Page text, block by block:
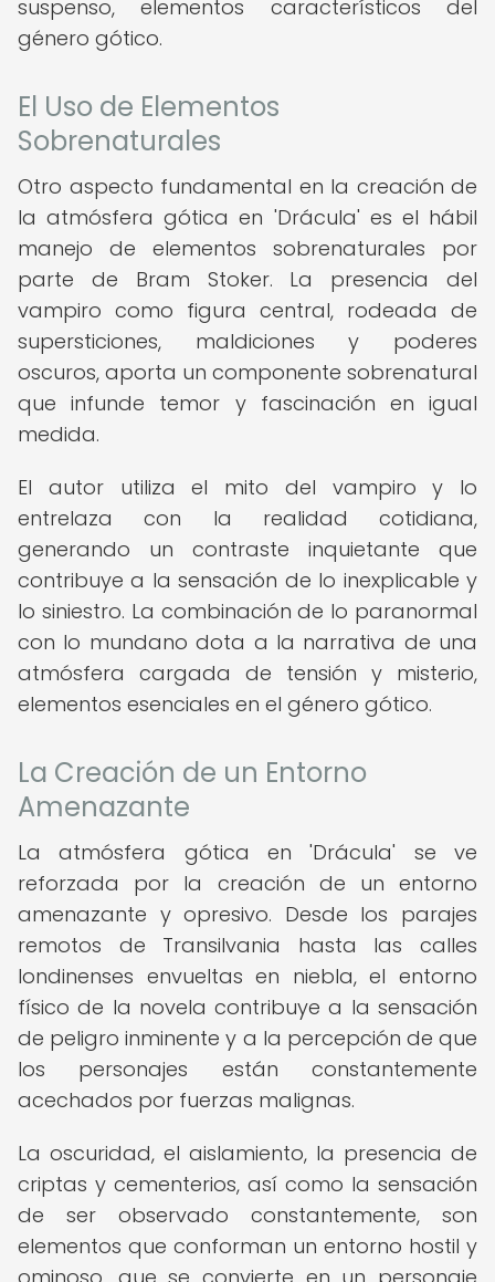
suspenso, elementos característicos del
género gótico.
El Uso de Elementos
Sobrenaturales
Otro aspecto fundamental en la creación de
la atmósfera gótica en 'Drácula' es el hábil
manejo de elementos sobrenaturales por
parte de Bram Stoker. La presencia del
vampiro como figura central, rodeada de
supersticiones, maldiciones y poderes
oscuros, aporta un componente sobrenatural
que infunde temor y fascinación en igual
medida.
El autor utiliza el mito del vampiro y lo
entrelaza con la realidad cotidiana,
generando un contraste inquietante que
contribuye a la sensación de lo inexplicable y
lo siniestro. La combinación de lo paranormal
con lo mundano dota a la narrativa de una
atmósfera cargada de tensión y misterio,
elementos esenciales en el género gótico.
La Creación de un Entorno
Amenazante
La atmósfera gótica en 'Drácula' se ve
reforzada por la creación de un entorno
amenazante y opresivo. Desde los parajes
remotos de Transilvania hasta las calles
londinenses envueltas en niebla, el entorno
físico de la novela contribuye a la sensación
de peligro inminente y a la percepción de que
los personajes están constantemente
acechados por fuerzas malignas.
La oscuridad, el aislamiento, la presencia de
criptas y cementerios, así como la sensación
de ser observado constantemente, son
elementos que conforman un entorno hostil y